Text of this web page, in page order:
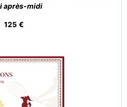
après-midi
125 €